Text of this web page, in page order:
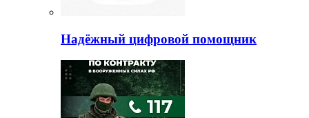
Надёжный цифровой помощник